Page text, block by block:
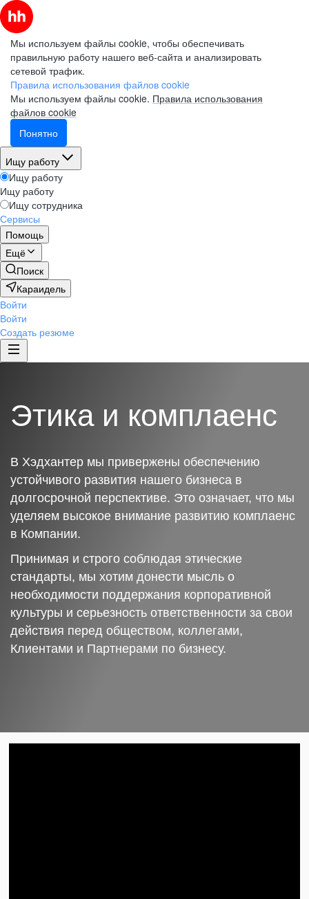
Мы используем файлы cookie, чтобы обеспечивать
правильную работу нашего веб-сайта и анализировать
сетевой трафик.
Правила использования файлов cookie
Мы используем файлы cookie. Правила использования
файлов cookie
Понятно
Ищу работу
Ищу работу
Ищу работу
Ищу сотрудника
Сервисы
Помощь
Ещё
Поиск
Караидель
Войти
Войти
Создать резюме
Этика и комплаенс
В Хэдхантер мы привержены обеспечению
устойчивого развития нашего бизнеса в
долгосрочной перспективе. Это означает, что мы
уделяем высокое внимание развитию комплаенс
в Компании.
Принимая и строго соблюдая этические
стандарты, мы хотим донести мысль о
необходимости поддержания корпоративной
культуры и серьезность ответственности за свои
действия перед обществом, коллегами,
Клиентами и Партнерами по бизнесу.